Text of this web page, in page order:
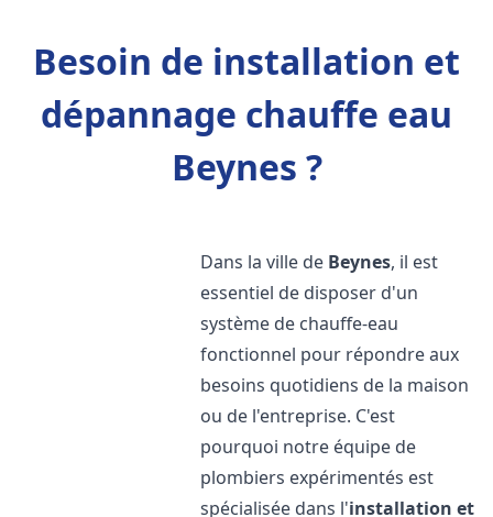
Besoin de installation et
dépannage chauffe eau
Beynes ?
Dans la ville de Beynes, il est
essentiel de disposer d'un
système de chauffe-eau
fonctionnel pour répondre aux
besoins quotidiens de la maison
ou de l'entreprise. C'est
pourquoi notre équipe de
plombiers expérimentés est
spécialisée dans l'installation et